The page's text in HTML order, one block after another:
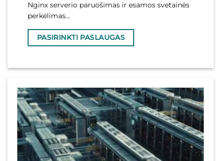
Nginx serverio paruošimas ir esamos svetainės
perkėlimas...
PASIRINKTI PASLAUGAS